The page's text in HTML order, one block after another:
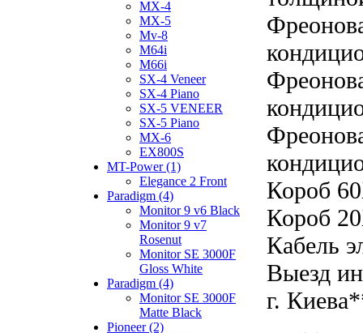
MX-4
MX-5
Mv-8
M64i
M66i
SX-4 Veneer
SX-4 Piano
SX-5 VENEER
SX-5 Piano
MX-6
EX800S
MT-Power (1)
Elegance 2 Front
Paradigm (4)
Monitor 9 v6 Black
Monitor 9 v7
Rosenut
Monitor SE 3000F
Gloss White
Paradigm (4)
Monitor SE 3000F
Matte Black
Pioneer (2)
Короб
Короб
Кабель
Выезд
г.